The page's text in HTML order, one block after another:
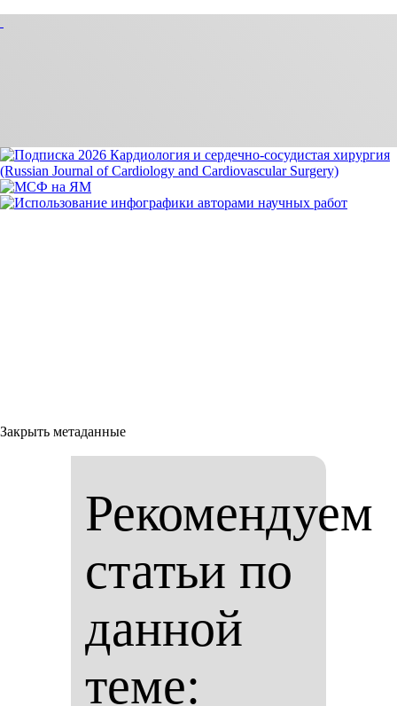
Закрыть метаданные
Рекомендуем
статьи по
данной
теме: